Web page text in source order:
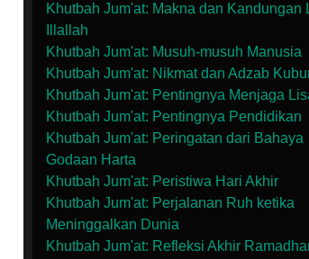
Khutbah Jum'at: Makna dan Kandungan
Illallah
Khutbah Jum'at: Musuh-musuh Manusia
Khutbah Jum'at: Nikmat dan Adzab
Khutbah Jum'at: Pentingnya Menjaga
Khutbah Jum'at: Pentingnya Pendidikan
Khutbah Jum'at: Peringatan dari Bahaya
Godaan Harta
Khutbah Jum'at: Peristiwa Hari Akhir
Khutbah Jum'at: Perjalanan Ruh ketika
Meninggalkan Dunia
Khutbah Jum'at: Refleksi Akhir